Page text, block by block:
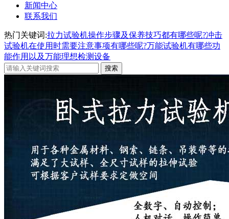
新闻中心
联系我们
热门关键词:拉力试验机操作步骤及保养技巧都有哪些呢?冲击
试验机在使用时需要注意事项有哪些呢?万能试验机有哪些功
能作用以及万能理想检测设备